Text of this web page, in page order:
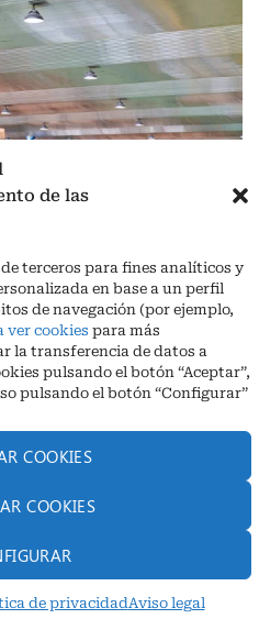
de las
terceros para fines analíticos y
en base a un perfil
de navegación (por ejemplo,
ver cookies para más
la transferencia de datos a
pulsando el botón “Aceptar”,
pulsando el botón “Configurar”
COOKIES
COOKIES
de privacidadAviso legal
privacidad
por Moriles km 15,5 M.I. (Córdoba)
Longitud -04,58 | Telf. + 34 957 51
68
Diseñado porBabait Technology